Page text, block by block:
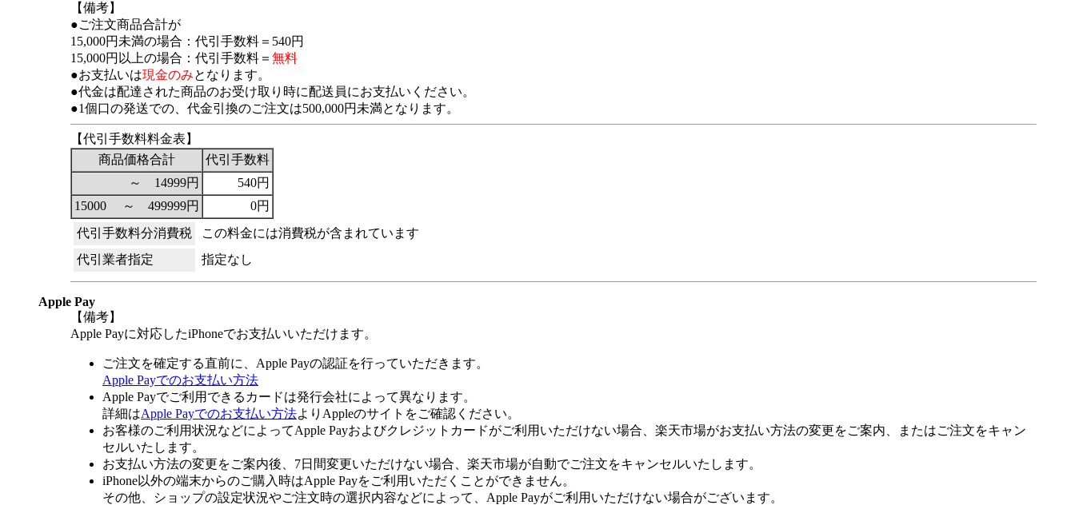
【備考】
●ご注文商品合計が
15,000円未満の場合：代引手数料＝540円
15,000円以上の場合：代引手数料＝ 無料
●お支払いは現金のみとなります。
●代金は配達された商品のお受け取り時に配送員にお支払いください。
●1個口の発送での、代金引換のご注文は500,000円未満となります。
【代引手数料料金表】
商品価格合計
代引手数料
～ 14999円
540円
15000 ～ 499999円
0円
代引手数料分消費税
この料金には消費税が含まれています
代引業者指定
指定なし
Apple Pay
【備考】
Apple Payに対応したiPhoneでお支払いいただけます。
ご注文を確定する直前に、Apple Payの認証を行っていただきます。
Apple Payでのお支払い方法
Apple Payでご利用できるカードは発行会社によって異なります。
詳細はApple Payでのお支払い方法よりAppleのサイトをご確認ください。
お客様のご利用状況などによってApple Payおよびクレジットカードがご利用いただけない場合、楽天市場がお支払い方法の変更をご案内、またはご注文をキャン
セルいたします。
お支払い方法の変更をご案内後、7日間変更いただけない場合、楽天市場が自動でご注文をキャンセルいたします。
iPhone以外の端末からのご購入時はApple Payをご利用いただくことができません。
その他、ショップの設定状況やご注文時の選択内容などによって、Apple Payがご利用いただけない場合がございます。